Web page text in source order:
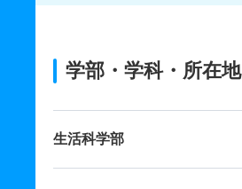
学部・学科・所在地
生活科学部